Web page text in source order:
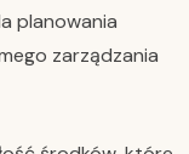
planowania
zarządzania